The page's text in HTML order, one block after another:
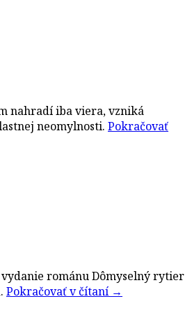
nahradí iba viera, vzniká
neomylnosti. Pokračovať
románu Dômyselný rytier
Pokračovať v čítaní →